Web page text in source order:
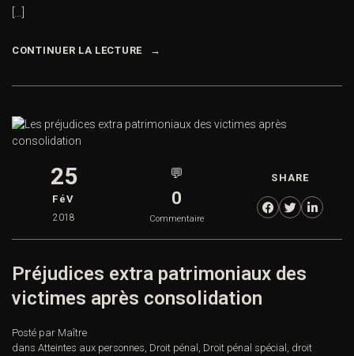
[…]
CONTINUER LA LECTURE
25
FéV
2018
💬
0
Commentaire
SHARE
Préjudices extra patrimoniaux des
victimes après consolidation
Posté par Maître
dans Atteintes aux personnes, Droit pénal , Droit pénal spécial , droit